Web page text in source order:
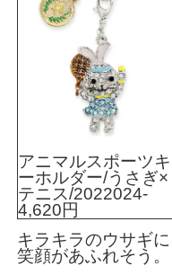
アニマルスポーツキ
ーホルダー/うさぎ×
テニス/2022024-
4,620円
キラキラのウサギ
笑顔があふれそう。